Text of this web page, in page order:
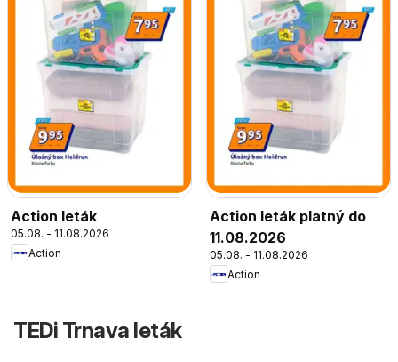
Action leták
05.08. - 11.08.2026
Action
Action leták platný do
11.08.2026
05.08. - 11.08.2026
Action
TEDi Trnava leták